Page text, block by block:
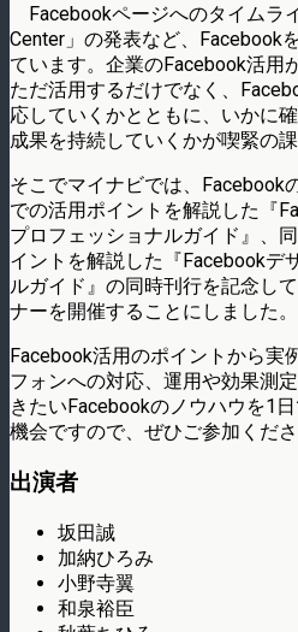
Facebookページへのタイムラ
Center」の発表など、Facebook
ています。企業のFacebook活用
ただ活用するだけでなく、
応していくかとともに、いかに
成果を持続していくかが喫緊の
そこでマイナビでは、Facebook
での活用ポイントを解説した『
プロフェッショナルガイド』、
イントを解説した『Facebook
ルガイド』の同時刊行を記念し
ナーを開催することにしました。
Facebook活用のポイントから実
フォンへの対応、運用や効果測
きたいFacebookのノウハウを1
機会ですので、ぜひご参加くださ
出演者
坂田誠
加納ひろみ
小野寺翼
和泉裕臣